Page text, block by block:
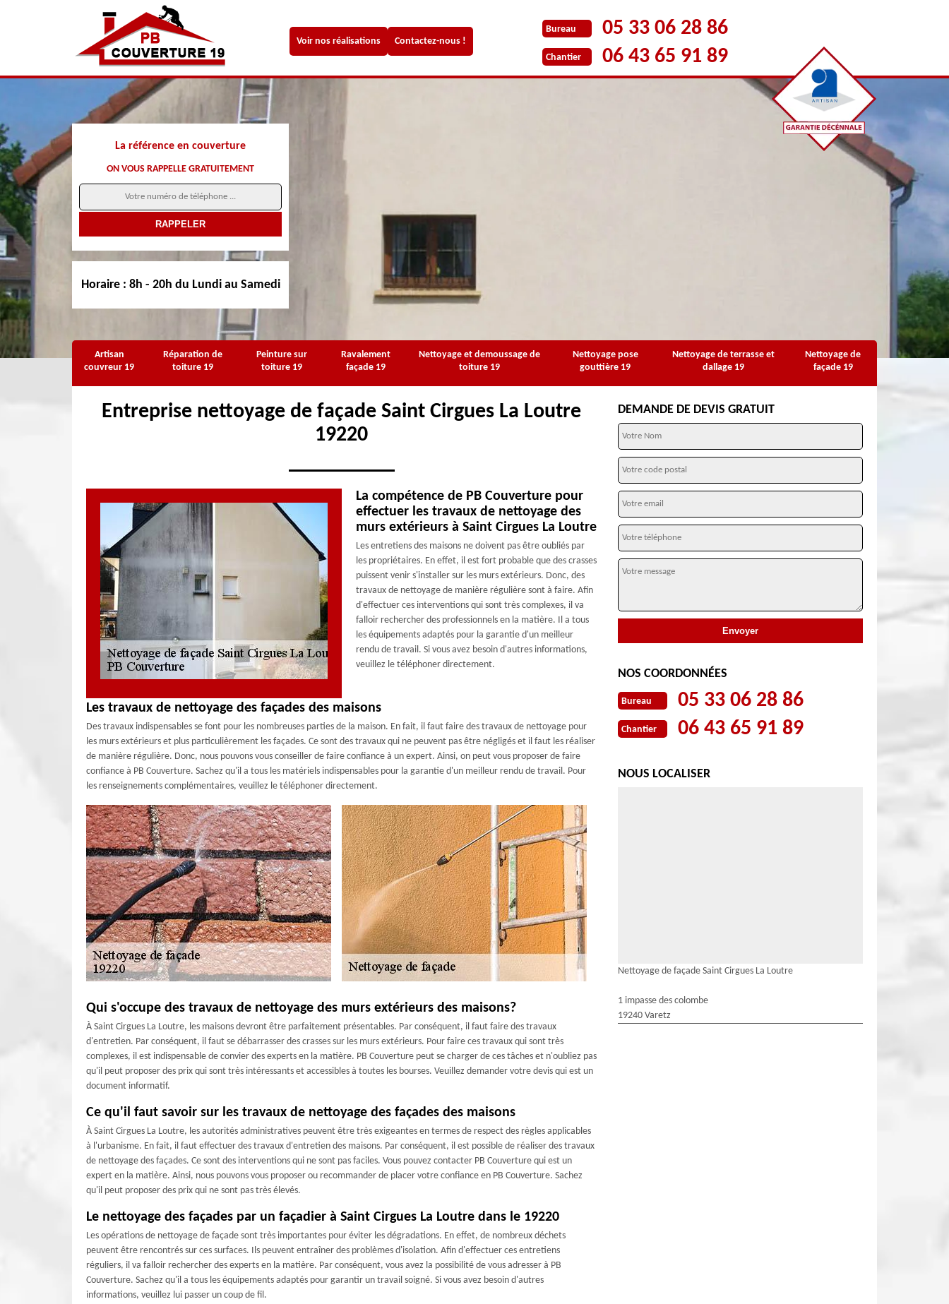
Voir nos réalisations Contactez-nous !
Bureau 05 33 06 28 86
Chantier 06 43 65 91 89
La référence en couverture
ON VOUS RAPPELLE GRATUITEMENT
Horaire : 8h - 20h du Lundi au Samedi
Artisan
couvreur 19
Réparation de
toiture 19
Peinture sur
toiture 19
Ravalement
façade 19
Nettoyage et demoussage de
toiture 19
Nettoyage pose
gouttière 19
Nettoyage de terrasse et
dallage 19
Nettoyage de
façade 19
Entreprise nettoyage de façade Saint Cirgues La Loutre
19220
La compétence de PB Couverture pour
effectuer les travaux de nettoyage des
murs extérieurs à Saint Cirgues La Loutre
Les entretiens des maisons ne doivent pas être oubliés par
les propriétaires. En effet, il est fort probable que des crasses
puissent venir s'installer sur les murs extérieurs. Donc, des
travaux de nettoyage de manière régulière sont à faire. Afin
d'effectuer ces interventions qui sont très complexes, il va
falloir rechercher des professionnels en la matière. Il a tous
les équipements adaptés pour la garantie d'un meilleur
rendu de travail. Si vous avez besoin d'autres informations,
veuillez le téléphoner directement.
Les travaux de nettoyage des façades des maisons
Des travaux indispensables se font pour les nombreuses parties de la maison. En fait, il faut faire des travaux de nettoyage pour
les murs extérieurs et plus particulièrement les façades. Ce sont des travaux qui ne peuvent pas être négligés et il faut les réaliser
de manière régulière. Donc, nous pouvons vous conseiller de faire confiance à un expert. Ainsi, on peut vous proposer de faire
confiance à PB Couverture. Sachez qu'il a tous les matériels indispensables pour la garantie d'un meilleur rendu de travail. Pour
les renseignements complémentaires, veuillez le téléphoner directement.
Qui s'occupe des travaux de nettoyage des murs extérieurs des maisons?
À Saint Cirgues La Loutre, les maisons devront être parfaitement présentables. Par conséquent, il faut faire des travaux
d'entretien. Par conséquent, il faut se débarrasser des crasses sur les murs extérieurs. Pour faire ces travaux qui sont très
complexes, il est indispensable de convier des experts en la matière. PB Couverture peut se charger de ces tâches et n'oubliez pas
qu'il peut proposer des prix qui sont très intéressants et accessibles à toutes les bourses. Veuillez demander votre devis qui est un
document informatif.
Ce qu'il faut savoir sur les travaux de nettoyage des façades des maisons
À Saint Cirgues La Loutre, les autorités administratives peuvent être très exigeantes en termes de respect des règles applicables
à l'urbanisme. En fait, il faut effectuer des travaux d'entretien des maisons. Par conséquent, il est possible de réaliser des travaux
de nettoyage des façades. Ce sont des interventions qui ne sont pas faciles. Vous pouvez contacter PB Couverture qui est un
expert en la matière. Ainsi, nous pouvons vous proposer ou recommander de placer votre confiance en PB Couverture. Sachez
qu'il peut proposer des prix qui ne sont pas très élevés.
Le nettoyage des façades par un façadier à Saint Cirgues La Loutre dans le 19220
Les opérations de nettoyage de façade sont très importantes pour éviter les dégradations. En effet, de nombreux déchets
peuvent être rencontrés sur ces surfaces. Ils peuvent entraîner des problèmes d'isolation. Afin d'effectuer ces entretiens
réguliers, il va falloir rechercher des experts en la matière. Par conséquent, vous avez la possibilité de vous adresser à PB
Couverture. Sachez qu'il a tous les équipements adaptés pour garantir un travail soigné. Si vous avez besoin d'autres
informations, veuillez lui passer un coup de fil.
DEMANDE DE DEVIS GRATUIT
NOS COORDONNÉES
Bureau 05 33 06 28 86
Chantier 06 43 65 91 89
NOUS LOCALISER
Nettoyage de façade Saint Cirgues La Loutre
1 impasse des colombe
19240 Varetz